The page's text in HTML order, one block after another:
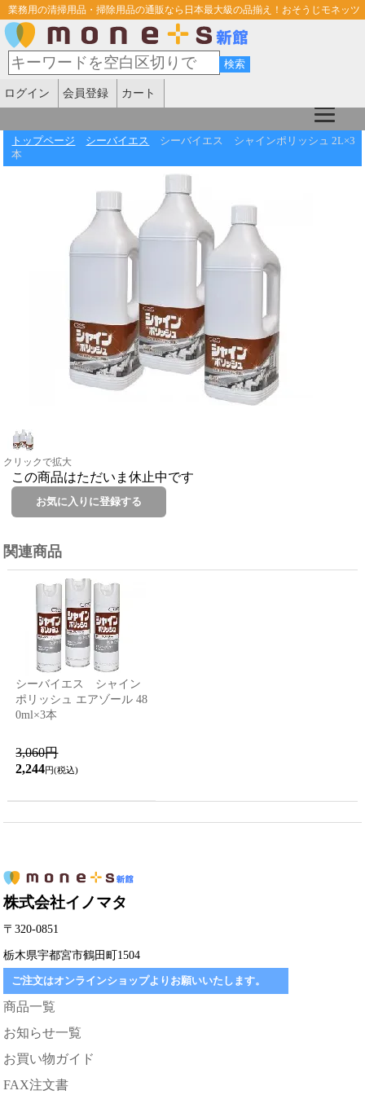
業務用の清掃用品・掃除用品の通販なら日本最大級の品揃え！おそうじモネッツ
ログイン 会員登録 カート
トップページ シーバイエス
シーバイエス シャインポリッシュ 2L×3
本
クリックで拡大
この商品はただいま休止中です
関連商品
シーバイエス シャイン
ポリッシュ エアゾール 48
0ml×3本
3,060円
2,244円(税込)
株式会社イノマタ
〒320-0851
栃木県宇都宮市鶴田町1504
ご注文はオンラインショップよりお願いいたします。
商品一覧
お知らせ一覧
お買い物ガイド
FAX注文書